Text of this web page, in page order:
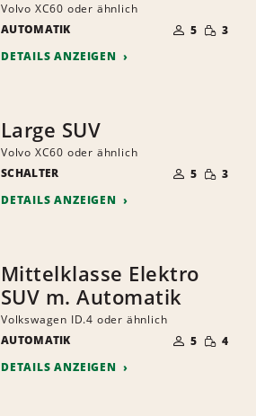
Volvo XC60 oder ähnlich
AUTOMATIK
DER
MITFAHRER
5 GERINGE
MENGE
3
DETAILS ANZEIGEN
Large SUV
Volvo XC60 oder ähnlich
SCHALTER
DER
MITFAHRER
5 GERINGE
MENGE
3
DETAILS ANZEIGEN
Mittelklasse Elektro
SUV m. Automatik
Volkswagen ID.4 oder ähnlich
AUTOMATIK
DER
MITFAHRER
5 GERINGE
MENGE
4
DETAILS ANZEIGEN